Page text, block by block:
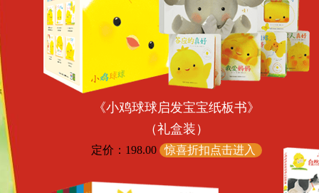
《小鸡球球启发宝宝纸板书》
（礼盒装）
定价：198.00 惊喜折扣点击进入